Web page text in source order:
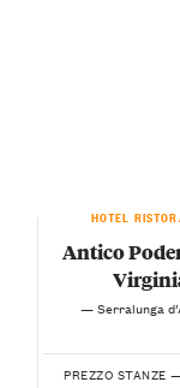
HOTEL
Antico
— Serralunga
PREZZO STANZE